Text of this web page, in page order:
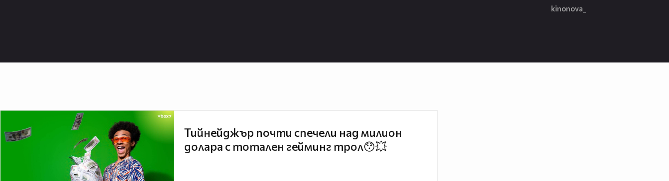
kinonova_
Тийнейджър почти спечели над милион
долара с тотален гейминг трол😯💥